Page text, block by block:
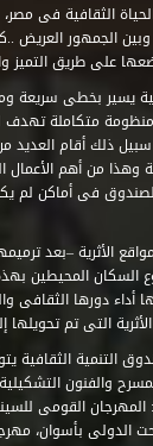
الثقافية فى مصر،
الجمهور العريض
على طريق التميز
يسير بخطى
متكاملة تهدف
ذلك أقام العديد من
وهذا من أهم
الأثرية –بعد
السكان المحيطين
التى تم تحويلها إلى
التنمية الثقافية
والفنون
المهرجان القومى
الدولى بأسوان،